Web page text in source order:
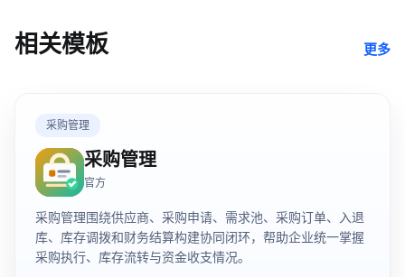
相关模板 更多
采购管理
采购管理
官方
采购管理围绕供应商、采购申请、需求池、采购订单、入退
库、库存调拨和财务结算构建协同闭环，帮助企业统一掌握
采购执行、库存流转与资金收支情况。